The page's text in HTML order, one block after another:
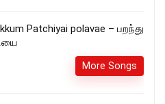
Patchiyai polavae – பறந்து
More Songs